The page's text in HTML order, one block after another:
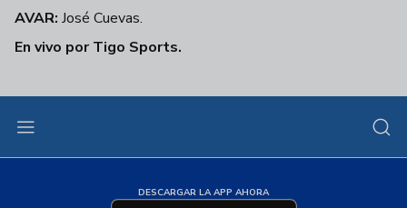
AVAR: José Cuevas.
En vivo por Tigo Sports.
DESCARGAR LA APP AHORA